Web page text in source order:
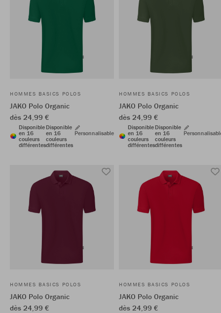
HOMMES BASICS POLOS
JAKO Polo Organic
dès 24,99 €
Disponible
en 16
couleurs
différentes
Disponible
en 16
couleurs
différentes
Personnalisable
HOMMES BASICS POLOS
JAKO Polo Organic
dès 24,99 €
Disponible
en 16
couleurs
différentes
Disponible
en 16
couleurs
différentes
HOMMES BASICS POLOS
JAKO Polo Organic
dès 24,99 €
HOMMES BASICS POLOS
JAKO Polo Organic
dès 24,99 €